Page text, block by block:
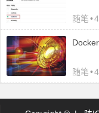
随笔•
随笔•